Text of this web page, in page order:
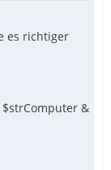
es richtiger
&